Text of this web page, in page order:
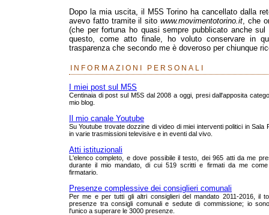
Dopo la mia uscita, il M5S Torino ha cancellato dalla
avevo fatto tramite il sito www.movimentotorino.it, che
(che per fortuna ho quasi sempre pubblicato anche
questo, come atto finale, ho voluto conservare in
trasparenza che secondo me è doveroso per chiunque
INFORMAZIONI PERSONALI
I miei post sul M5S
Centinaia di post sul M5S dal 2008 a oggi, presi dall'apposita
mio blog.
Il mio canale Youtube
Su Youtube trovate dozzine di video di miei interventi politici in Sala
in varie trasmissioni televisive e in eventi dal vivo.
Atti istituzionali
L'elenco completo, e dove possibile il testo, dei 965 atti da me
durante il mio mandato, di cui 519 scritti e firmati da me come
firmatario.
Presenze complessive dei consiglieri comunali
Per me e per tutti gli altri consiglieri del mandato 2011-2016, il
presenze tra consigli comunali e sedute di commissione; io
l'unico a superare le 3000 presenze.